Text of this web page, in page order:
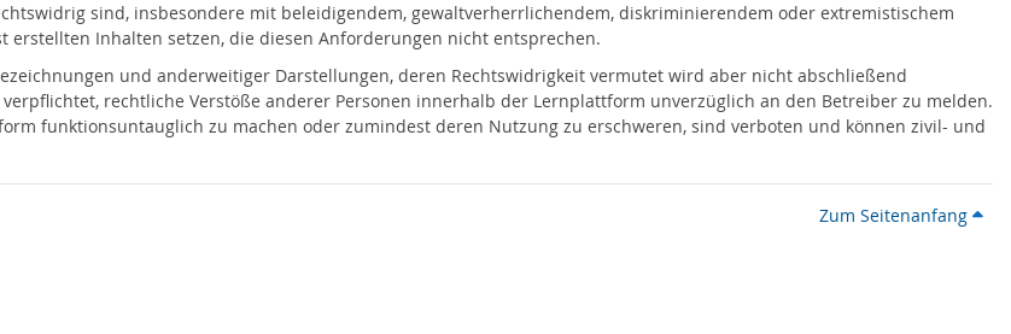
sind, insbesondere mit beleidigendem, gewaltverherrlichendem, diskriminierendem oder extremistischem
erstellten Inhalten setzen, die diesen Anforderungen nicht entsprechen.
und anderweitiger Darstellungen, deren Rechtswidrigkeit vermutet wird aber nicht abschließend
rechtliche Verstöße anderer Personen innerhalb der Lernplattform unverzüglich an den Betreiber zu melden.
funktionsuntauglich zu machen oder zumindest deren Nutzung zu erschweren, sind verboten und können zivil- und
Zum Seitenanfang